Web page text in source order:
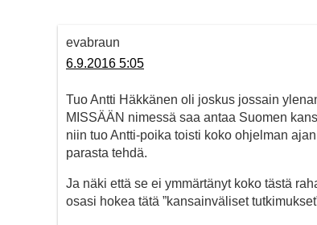
evabraun
6.9.2016 5:05
Tuo Antti Häkkänen oli joskus jossain
MISSÄÄN nimessä saa antaa Suomen
niin tuo Antti-poika toisti koko ohjelman
parasta tehdä.
Ja näki että se ei ymmärtänyt koko tästä
osasi hokea tätä ”kansainväliset